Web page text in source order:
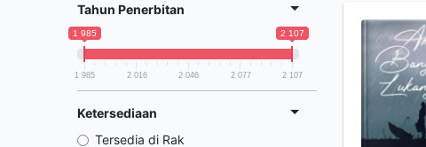
Tahun Penerbitan
1 985 2 107
1 985 2 016 2 046 2 077 2 107
Ketersediaan
Tersedia di Rak